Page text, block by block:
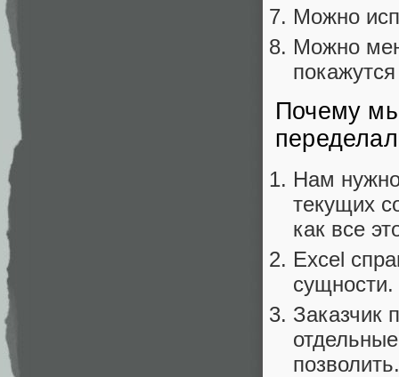
Можно
Можно
Почему
Нам
текущих
как все
Excel
сущности.
Заказчик
позволить.